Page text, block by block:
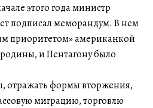
этого года министр
подписал меморандум. В нем
приоритетом» американкой
и Пентагону было
отражать формы вторжения,
миграцию, торговлю